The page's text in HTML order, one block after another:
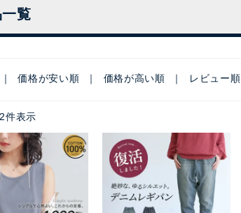
覧
価格が安い順 価格が高い順 レビュー順
2件表示